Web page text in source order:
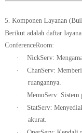
5. Komponen Layanan
Berikut adalah daftar
ConferenceRoom:
·
NickServ:
·
ChanServ:
ruangannya.
·
MemoServ: Sistem
·
StatServ:
akurat.